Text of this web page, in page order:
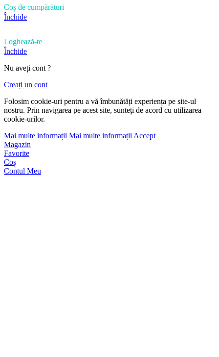
Coș de cumpărături
Închide
Loghează-te
Închide
Nu aveți cont ?
Creați un cont
Folosim cookie-uri pentru a vă îmbunătăți experiența pe site-ul
nostru. Prin navigarea pe acest site, sunteți de acord cu utilizarea
cookie-urilor.
Mai multe informații Mai multe informațiiAccept
Magazin
Favorite
Coș
Contul Meu